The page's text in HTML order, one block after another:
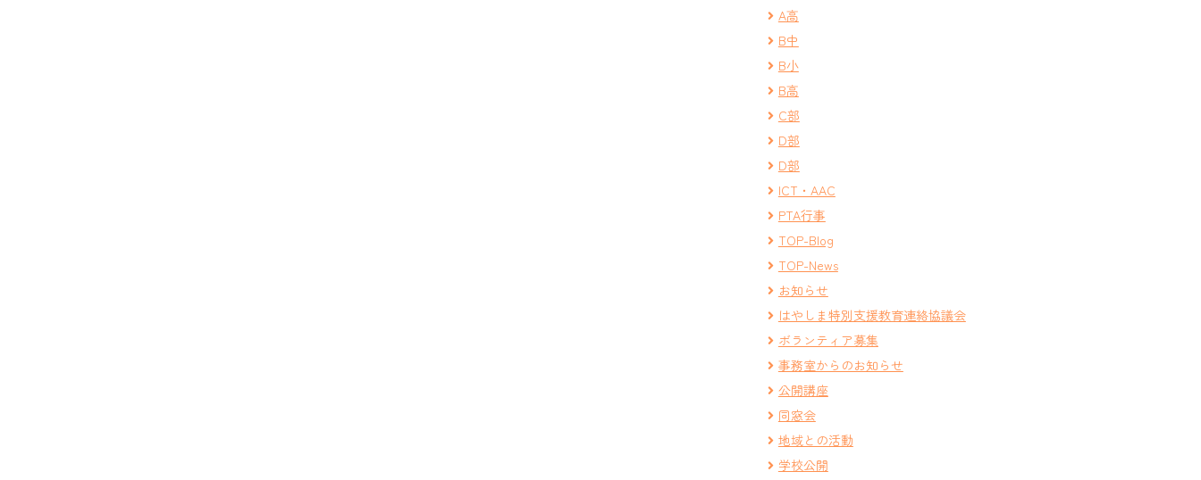
A高
B中
B小
B高
C部
D部
D部
ICT・AAC
PTA行事
TOP-Blog
TOP-News
お知らせ
はやしま特別支援教育連絡協議会
ボランティア募集
事務室からのお知らせ
公開講座
同窓会
地域との活動
学校公開